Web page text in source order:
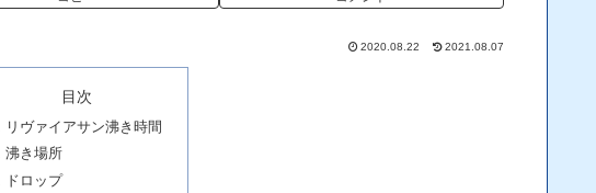
2020.08.22 2021.08.07
目次
リヴァイアサン沸き時間
沸き場所
ドロップ